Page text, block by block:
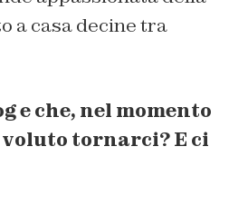
a casa decine tra
e che, nel momento
tornarci? E ci